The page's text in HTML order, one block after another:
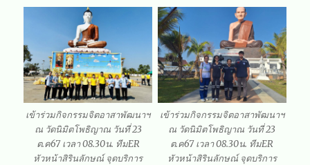
เข้าร่วมกิจกรรมจิตอาสาพัฒนาฯ
ณ วัดนิมิตโพธิญาณ วันที่ 23
ต.ค67 เวลา 08.30น. ทีมER
หัวหน้าสิรินลักษณ์ จุดบริการ
เข้าร่วมกิจกรรมจิตอาสาพัฒนาฯ
ณ วัดนิมิตโพธิญาณ วันที่ 23
ต.ค67 เวลา 08.30น. ทีมER
หัวหน้าสิรินลักษณ์ จุดบริการ